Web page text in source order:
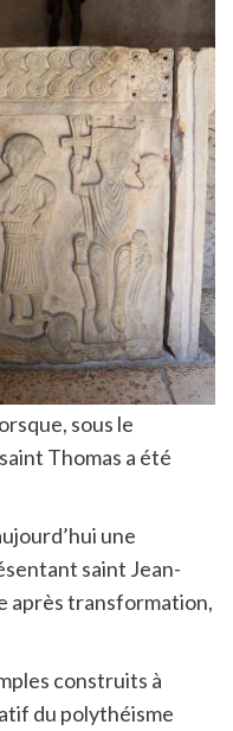
sous le
Thomas a été
une
saint Jean-
après transformation,
construits à
du polythéisme